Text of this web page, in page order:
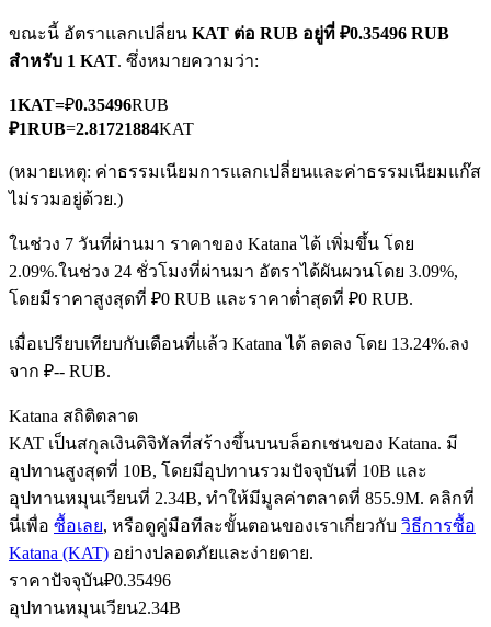
TradFi
อนุพันธ์ของหุ้น ฟอเร็กซ์ โลหะมีค่า และสินค้าโภคภัณฑ์
ฟิวเจอร์ส USDC
ฟิวเจอร์สที่ใช้ USDC เป็นหลักประกัน
คัดลอกการซื้อขาย
เข้าร่วมกับเทรดเดอร์ชั้นนำ
ขณะนี้ อัตราแลกเปลี่ยน KAT ต่อ RUB อยู่ที่ ₽0.35496 RUB
สำหรับ 1 KAT. ซึ่งหมายความว่า:
1KAT=₽0.35496RUB
₽1RUB=2.81721884KAT
(หมายเหตุ: ค่าธรรมเนียมการแลกเปลี่ยนและค่าธรรมเนียมแก๊ส
ไม่รวมอยู่ด้วย.)
ในช่วง 7 วันที่ผ่านมา ราคาของ Katana ได้ เพิ่มขึ้น โดย
2.09%.ในช่วง 24 ชั่วโมงที่ผ่านมา อัตราได้ผันผวนโดย 3.09%,
โดยมีราคาสูงสุดที่ ₽0 RUB และราคาต่ำสุดที่ ₽0 RUB.
เมื่อเปรียบเทียบกับเดือนที่แล้ว Katana ได้ ลดลง โดย 13.24%.ลง
จาก ₽-- RUB.
Katana สถิติตลาด
KAT เป็นสกุลเงินดิจิทัลที่สร้างขึ้นบนบล็อกเชนของ Katana. มี
อุปทานสูงสุดที่ 10B, โดยมีอุปทานรวมปัจจุบันที่ 10B และ
อุปทานหมุนเวียนที่ 2.34B, ทำให้มีมูลค่าตลาดที่ 855.9M. คลิกที่
นี่เพื่อ ซื้อเลย, หรือดูคู่มือทีละขั้นตอนของเราเกี่ยวกับ วิธีการซื้อ
Katana (KAT) อย่างปลอดภัยและง่ายดาย.
ราคาปัจจุบัน₽0.35496
อุปทานหมุนเวียน2.34B